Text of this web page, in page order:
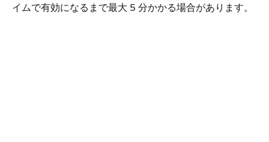
イムで有効になるまで最大 5 分かかる場合があります。